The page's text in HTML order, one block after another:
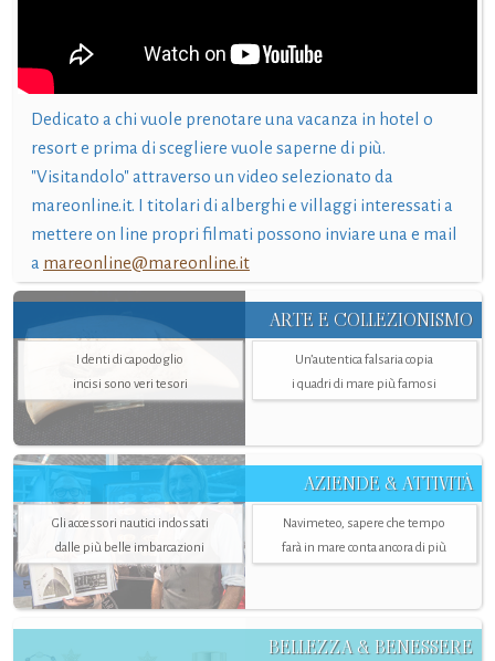
Dedicato a chi vuole prenotare una vacanza in hotel o
resort e prima di scegliere vuole saperne di più.
"Visitandolo" attraverso un video selezionato da
mareonline.it. I titolari di alberghi e villaggi interessati a
mettere on line propri filmati possono inviare una e mail
a mareonline@mareonline.it
ARTE E COLLEZIONISMO
I denti di capodoglio
incisi sono veri tesori
Un’autentica falsaria copia
i quadri di mare più famosi
AZIENDE & ATTIVITÀ
Gli accessori nautici indossati
dalle più belle imbarcazioni
Navimeteo, sapere che tempo
farà in mare conta ancora di più
BELLEZZA & BENESSERE